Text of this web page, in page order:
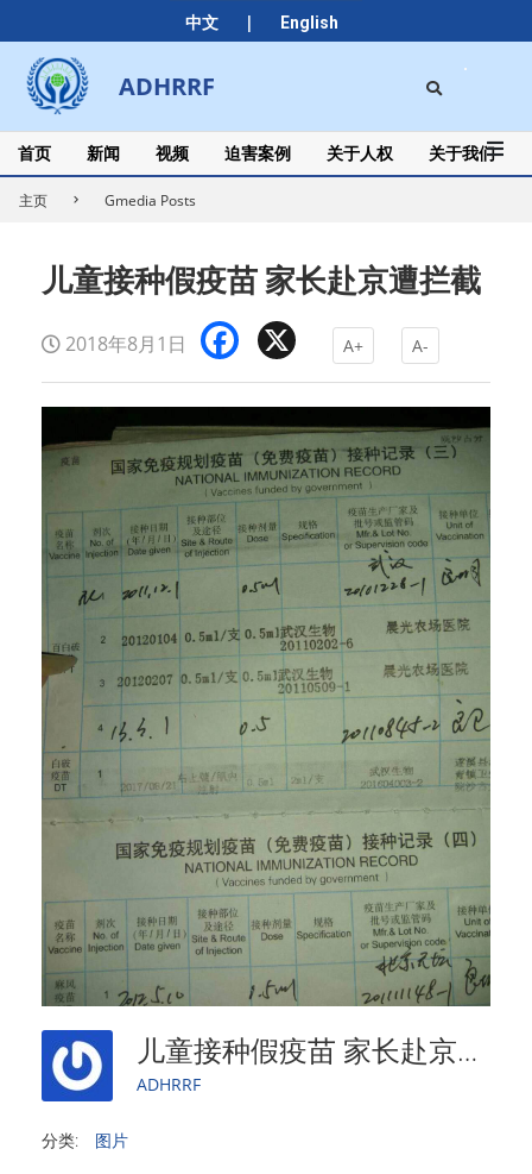
中文 | English
to
content
ADHRRF
Secondary
Navigation
Menu
首页 新闻 视频 迫害案例 关于人权 关于我们
主页 Gmedia Posts
儿童接种假疫苗 家长赴京遭拦截
2018年8月1日 Facebook A+ A-
儿童接种假疫苗 家长赴京遭拦截
ADHRRF
分类: 图片